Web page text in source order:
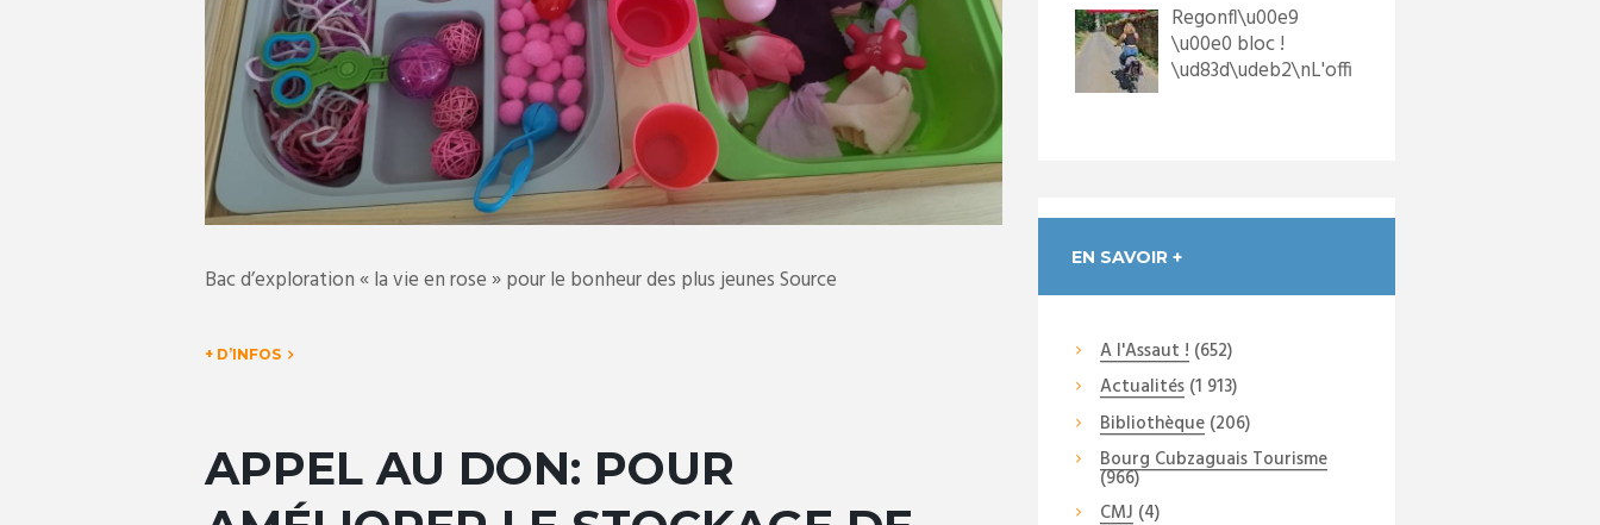
Bac d’exploration « la vie en rose » pour le bonheur des plus jeunes Source
+ D’INFOS
APPEL AU DON: POUR
Regonfl\u00e9
\u00e0 bloc !
\ud83d\udeb2\nL'offi
EN SAVOIR +
A l'Assaut ! (652)
Actualités(1 913)
Bibliothèque(206)
Bourg Cubzaguais Tourisme
(966)
CMJ (4)